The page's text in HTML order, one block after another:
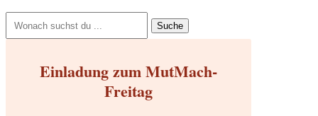
nach:
Einladung zum MutMach-
Freitag